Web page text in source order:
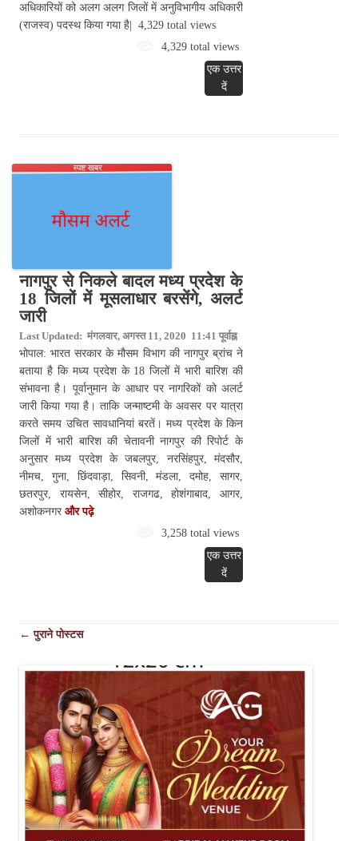
अधिकारियों को अलग अलग जिलों में अनुविभागीय अधिकारी
(राजस्व) पदस्थ किया गया है| 4,329 total views
4,329 total views
एक उत्तर
दें
नागपुर से निकले बादल मध्य प्रदेश के
18 जिलों में मूसलाधार बरसेंगे, अलर्ट
जारी
Last Updated: मंगलवार, अगस्त 11, 2020 11:41 पूर्वाह्न
भोपाल: भारत सरकार के मौसम विभाग की नागपुर ब्रांच ने
बताया है कि मध्य प्रदेश के 18 जिलों में भारी बारिश की
संभावना है। पूर्वानुमान के आधार पर नागरिकों को अलर्ट
जारी किया गया है। ताकि जन्माष्टमी के अवसर पर यात्रा
करते समय उचित सावधानियां बरतें। मध्य प्रदेश के किन
जिलों में भारी बारिश की चेतावनी नागपुर की रिपोर्ट के
अनुसार मध्य प्रदेश के जबलपुर, नरसिंहपुर, मंदसौर,
नीमच, गुना, छिंदवाड़ा, सिवनी, मंडला, दमोह, सागर,
छतरपुर, रायसेन, सीहोर, राजगढ, होशंगाबाद, आगर,
अशोकनगर और पढ़े
3,258 total views
एक उत्तर
दें
पोस्ट
← पुराने पोस्टस